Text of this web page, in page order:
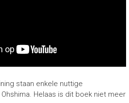
staan enkele nuttige
Helaas is dit boek niet meer